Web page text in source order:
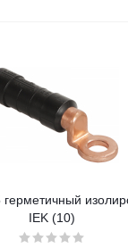
IEK (10)